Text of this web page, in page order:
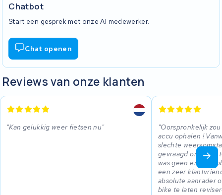
Chatbot
Start een gesprek met onze AI medewerker.
Chat openen
Reviews van onze klanten
Kan gelukkig weer fietsen nu
Oorspronkelijk
accu ophalen !
slechte
gevraagd om deze
was geen enkel
een zeer
absolute aanrader
bike te laten